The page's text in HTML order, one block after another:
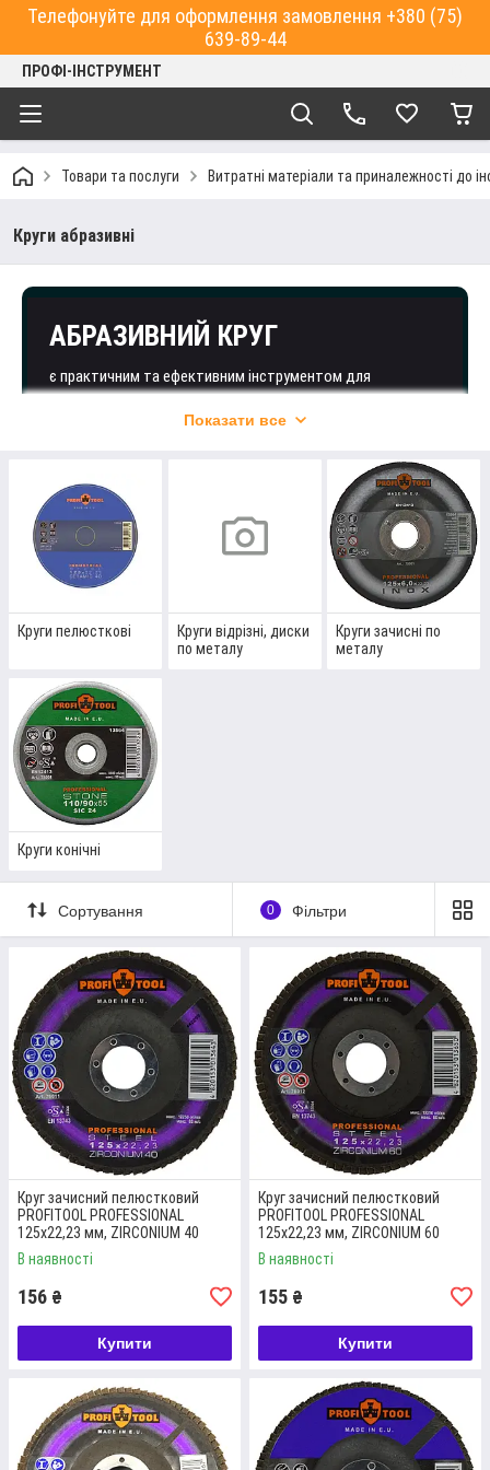
Телефонуйте для оформлення замовлення +380 (75)
639-89-44
ПРОФІ-ІНСТРУМЕНТ
Товари та послуги Витратні матеріали та приналежності до
Круги абразивні
АБРАЗИВНИЙ КРУГ
є практичним та ефективним інструментом для
Такі розхідники дозволяють видаляти верхній шар того
шорсткості. Також в інтернет-магазині "ПРОФІ-
ІНСТРУМЕНТ" можна придбати
алмазний круг,пильні
дискита іншу продукцію для різних видів робіт.
Перейти до каталогу
ЯКЩО ВИ НЕ МОГЛИ ВИРІШИТИ, ДЕ
КУПИТИ АБРАЗИВНІ КРУГИ, ТО
ПРОПОНУЄМО ВАМ НАШ БАГАТИЙ
АСОРТИМЕНТ ТА НАЙКРАЩІ ТОВАРИ У
НЬОМУ
PROFITOOL КРУГ ШЛІФУВАЛЬНИЙ
ПЕЛЮСТКОВИЙ PROFESSIONAL
125X22,23 ММ; ZIRCONIUM 60; ЧОРНІ ТА
КОЛЬОРОВІ МЕТАЛИ
Показати все
Круги пелюсткові
Круги відрізні, диски
по металу
Круги зачисні по
металу
Круги конічні
Сортування 0 Фільтри
Круг зачисний пелюстковий
PROFITOOL PROFESSIONAL
125x22,23 мм, ZIRCONIUM 40
(76011)
В наявності
156 ₴
Купити
Круг зачисний пелюстковий
PROFITOOL PROFESSIONAL
125x22,23 мм, ZIRCONIUM 60
(76012)
В наявності
155 ₴
Купити